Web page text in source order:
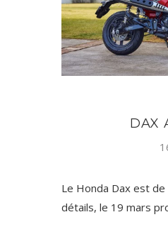
DAX
Le Honda Dax est
détails, le 19 mars